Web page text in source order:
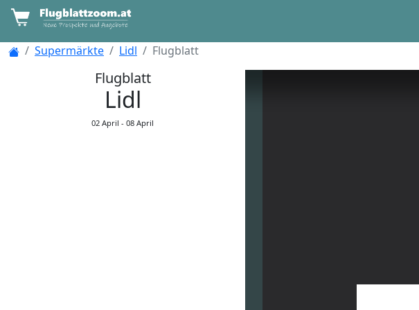
Supermärkte Lidl Flugblatt
Flugblatt
Lidl
02 April - 08 April